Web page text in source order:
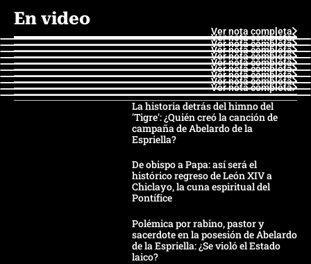
En video
Ver nota completa
Ver nota completa
Ver nota completa
Ver nota completa
Ver nota completa
Ver nota completa
Ver nota completa
Ver nota completa
Ver nota completa
Ver nota completa
La historia detrás del himno del
'Tigre': ¿Quién creó la canción de
campaña de Abelardo de la
Espriella?
De obispo a Papa: así será el
histórico regreso de León XIV a
Chiclayo, la cuna espiritual del
Pontífice
Polémica por rabino, pastor y
sacerdote en la posesión de Abelardo
de la Espriella: ¿Se violó el Estado
laico?